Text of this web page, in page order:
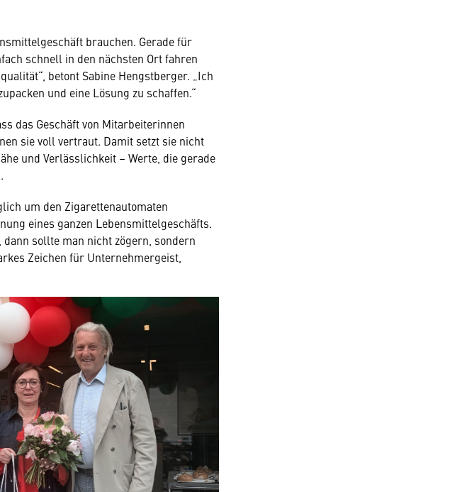
brauchen. Gerade für
schnell in den nächsten Ort fahren
betont Sabine Hengstberger. „Ich
und eine Lösung zu schaffen.“
das Geschäft von Mitarbeiterinnen
sie voll vertraut. Damit setzt sie nicht
und Verlässlichkeit – Werte, die gerade
um den Zigarettenautomaten
eines ganzen Lebensmittelgeschäfts.
dann sollte man nicht zögern, sondern
Zeichen für Unternehmergeist,